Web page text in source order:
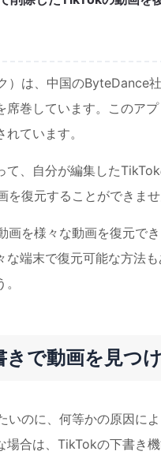
）は、中国のByteDance
席巻しています。このア
ています。
て、自分が編集した
を復元することができませ
画を様々な動画を復元で
な端末で復元可能な方法
で動画を見つ
いのに、何等かの原因に
場合は、TikTokの下書き